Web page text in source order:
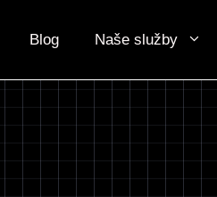
Blog Naše služby